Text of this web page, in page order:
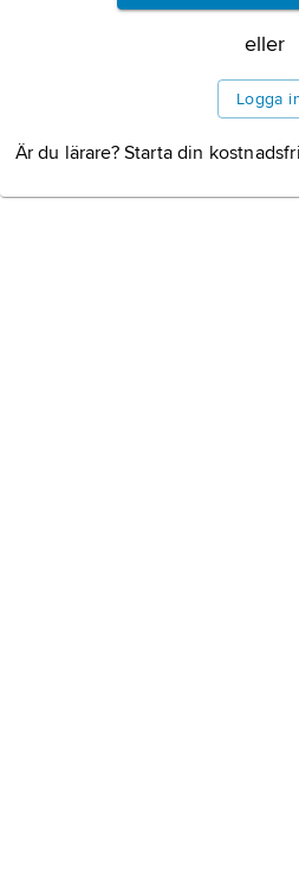
eller
Logga
Är du lärare? Starta din